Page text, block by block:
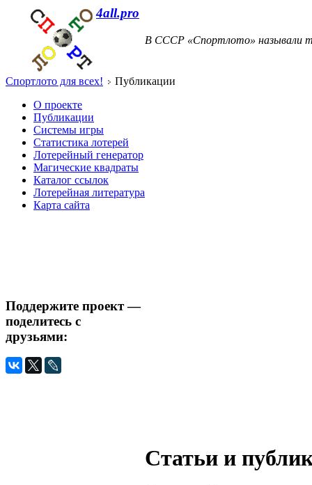
4all.pro
В СССР «Спортлото» называли
Спортлото для всех!
Публикации
О проекте
Публикации
Системы игры
Статистика лотерей
Лотерейный генератор
Магические квадраты
Каталог ссылок
Лотерейная литература
Карта сайта
Поддержите проект —
поделитесь с
друзьями:
Статьи и